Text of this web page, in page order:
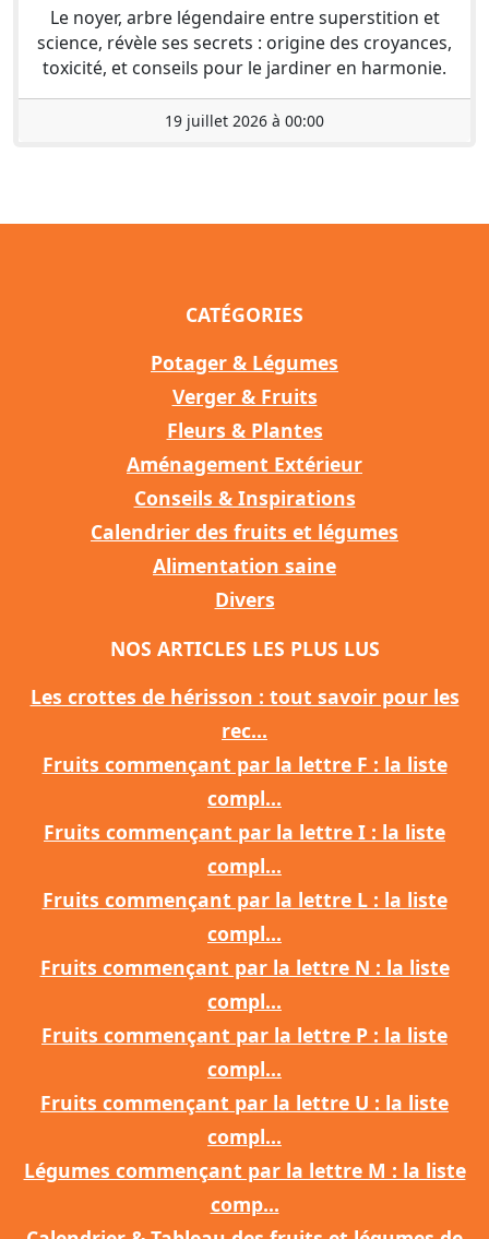
Le noyer, arbre légendaire entre superstition et
science, révèle ses secrets : origine des croyances,
toxicité, et conseils pour le jardiner en harmonie.
19 juillet 2026 à 00:00
CATÉGORIES
Potager & Légumes
Verger & Fruits
Fleurs & Plantes
Aménagement Extérieur
Conseils & Inspirations
Calendrier des fruits et légumes
Alimentation saine
Divers
NOS ARTICLES LES PLUS LUS
Les crottes de hérisson : tout savoir pour les
rec...
Fruits commençant par la lettre F : la liste
compl...
Fruits commençant par la lettre I : la liste
compl...
Fruits commençant par la lettre L : la liste
compl...
Fruits commençant par la lettre N : la liste
compl...
Fruits commençant par la lettre P : la liste
compl...
Fruits commençant par la lettre U : la liste
compl...
Légumes commençant par la lettre M : la liste
comp...